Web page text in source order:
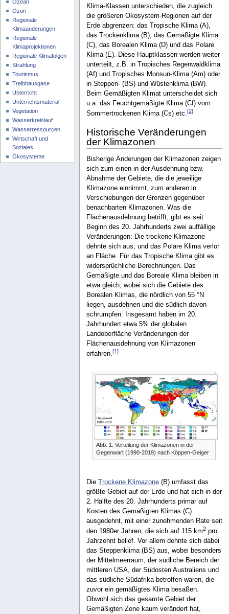
Klima-Klassen unterschieden, die zugleich
die größeren Ökosystem-Regionen auf der
Erde abgrenzen: das Tropische Klima (A),
das Trockenklima (B), das Gemäßigte Klima
(C), das Borealen Klima (D) und das Polare
Klima (E). Diese Hauptklassen werden weiter
unterteilt, z.B. in Tropisches Regenwaldklima
(Af) und Tropisches Monsun-Klima (Am) oder
in Steppen- (BS) und Wüstenklima (BW).
Beim Gemäßigten Klimat unterscheidet sich
u.a. das Feuchtgemäßigte Klima (Cf) vom
Sommertrockenen Klima (Cs) etc.[2]
Historische Veränderungen
der Klimazonen
Bisherige Änderungen der Klimazonen zeigen
sich zum einen in der Ausdehnung bzw.
Abnahme der Gebiete, die die jeweilige
Klimazone einnimmt, zum anderen in
Verschiebungen der Grenzen gegenüber
benachbarten Klimazonen. Was die
Flächenausdehnung betrifft, gibt es seit
Beginn des 20. Jahrhunderts zwei auffällige
Veränderungen: Die trockene Klimazone
dehnte sich aus, und das Polare Klima verlor
an Fläche. Für das Tropische Klima gibt es
widersprüchliche Berechnungen. Das
Gemäßigte und das Boreale Klima bleiben in
etwa gleich, wobei sich die Gebiete des
Borealen Klimas, die nördlich von 55 °N
liegen, ausdehnen und die südlich davon
schrumpfen. Insgesamt haben im 20.
Jahrhundert etwa 5% der globalen
Landoberfläche Veränderungen der
Flächenausdehnung von Klimazonen
erfahren.[1 ]
Abb. 1: Verteilung der Klimazonen in der
Gegenwart (1990-2019) nach Köppen-Geiger
Die Trockene Klimazone(B) umfasst das
größte Gebiet auf der Erde und hat sich in der
2. Hälfte des 20. Jahrhunderts primär auf
Kosten des Gemäßigten Klimas (C)
ausgedehnt, mit einer zunehmenden Rate seit
den 1980er Jahren, die sich auf 115 km2pro
Jahrzehnt belief. Vor allem dehnte sich dabei
das Steppenklima (BS) aus, wobei besonders
der Mittelmeerraum, der südliche Bereich der
mittleren USA, der Südosten Australiens und
das südliche Südafrika betroffen waren, die
zuvor ein gemäßigtes Klima besaßen.
Obwohl sich das gesamte Gebiet der
Gemäßigten Zone kaum verändert hat,
Ozean
Ozon
Regionale
Klimaänderungen
Regionale
Klimaprojektionen
Regionale Klimafolgen
Strahlung
Tourismus
Treibhausgase
Unterricht
Unterrichtsmaterial
Vegetation
Wasserkreislauf
Wasserressourcen
Wirtschaft und
Soziales
Ökosysteme